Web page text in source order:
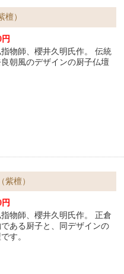
檀）
円
物師、櫻井久明氏作。 伝統
朝風のデザインの厨子仏壇
紫檀）
物師、櫻井久明氏作。 正倉
ある厨子と、同デザインの
す。